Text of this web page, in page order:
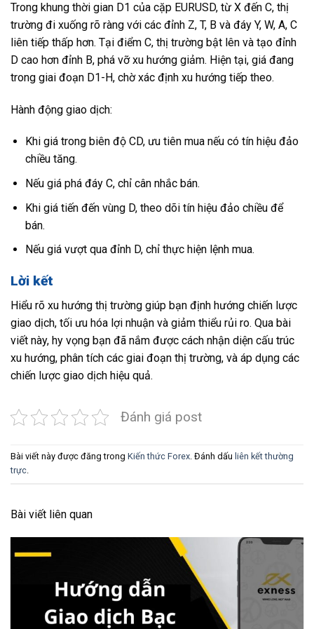
Trong khung thời gian D1 của cặp EURUSD, từ X đến C, thị
trường đi xuống rõ ràng với các đỉnh Z, T, B và đáy Y, W, A, C
liên tiếp thấp hơn. Tại điểm C, thị trường bật lên và tạo đỉnh
D cao hơn đỉnh B, phá vỡ xu hướng giảm. Hiện tại, giá đang
trong giai đoạn D1-H, chờ xác định xu hướng tiếp theo.
Hành động giao dịch:
Khi giá trong biên độ CD, ưu tiên mua nếu có tín hiệu đảo
chiều tăng.
Nếu giá phá đáy C, chỉ cân nhắc bán.
Khi giá tiến đến vùng D, theo dõi tín hiệu đảo chiều để
bán.
Nếu giá vượt qua đỉnh D, chỉ thực hiện lệnh mua.
Lời kết
Hiểu rõ xu hướng thị trường giúp bạn định hướng chiến lược
giao dịch, tối ưu hóa lợi nhuận và giảm thiểu rủi ro. Qua bài
viết này, hy vọng bạn đã nắm được cách nhận diện cấu trúc
xu hướng, phân tích các giai đoạn thị trường, và áp dụng các
chiến lược giao dịch hiệu quả.
Đánh giá post
Bài viết này được đăng trong Kiến thức Forex . Đánh dấu liên kết thường
trực
Bài viết liên quan